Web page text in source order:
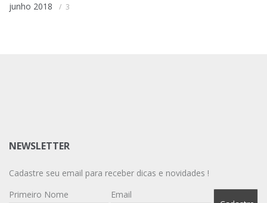
junho 2018 3
NEWSLETTER
Cadastre seu email para receber dicas e novidades !
Primeiro Nome
Email